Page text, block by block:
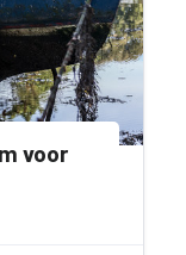
voor